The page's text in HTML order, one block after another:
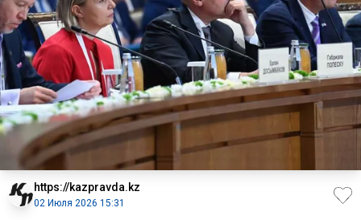
https://kazpravda.kz
02 Июля 2026 15:31